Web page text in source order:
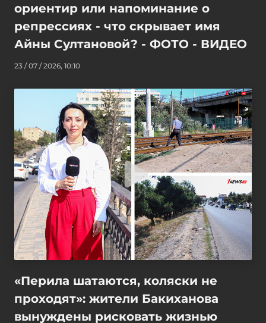
ориентир или напоминание о
репрессиях - что скрывает имя
Айны Султановой? - ФОТО - ВИДЕО
23 / 07 / 2026, 10:10
«Перила шатаются, коляски не
проходят»: жители Бакиханова
вынуждены рисковать жизнью